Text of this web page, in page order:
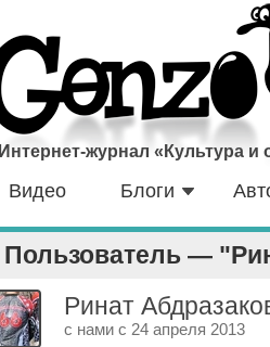
Интернет-журнал «Культура и
Видео Блоги
Пользователь —
Ринат
с нами с 24 апреля 2013